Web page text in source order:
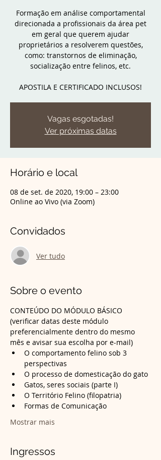
Formação em análise comportamental
direcionada a profissionais da área pet
em geral que querem ajudar
proprietários a resolverem questões,
como: transtornos de eliminação,
socialização entre felinos, etc.
APOSTILA E CERTIFICADO INCLUSOS!
Vagas esgotadas!
Ver próximas datas
Horário e local
08 de set. de 2020, 19:00 – 23:00
Online ao Vivo (via Zoom)
Convidados
Ver tudo
Sobre o evento
CONTEÚDO DO MÓDULO BÁSICO
(verificar datas deste módulo
preferencialmente dentro do mesmo
mês e avisar sua escolha por e-mail)
O comportamento felino sob 3
perspectivas
O processo de domesticação do gato
Gatos, seres sociais (parte I)
O Território Felino (filopatria)
Formas de Comunicação
Mostrar mais
Ingressos